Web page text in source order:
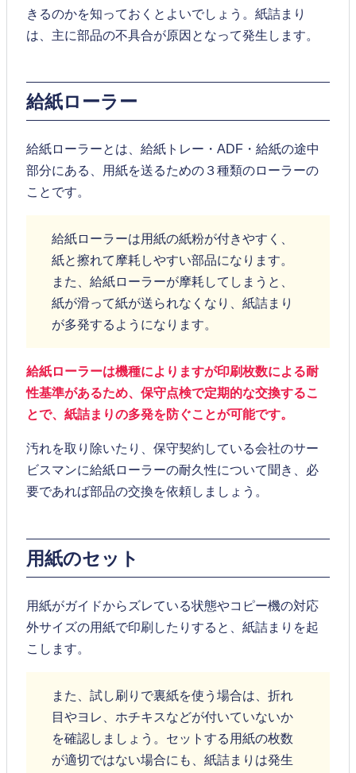
きるのかを知っておくとよいでしょう。紙詰まり
は、主に部品の不具合が原因となって発生します。
給紙ローラー
給紙ローラーとは、給紙トレー・ADF・給紙の途中
部分にある、用紙を送るための３種類のローラーの
ことです。
給紙ローラーは用紙の紙粉が付きやすく、
紙と擦れて摩耗しやすい部品になります。
また、給紙ローラーが摩耗してしまうと、
紙が滑って紙が送られなくなり、紙詰まり
が多発するようになります。
給紙ローラーは機種によりますが印刷枚数による耐
性基準があるため、保守点検で定期的な交換するこ
とで、紙詰まりの多発を防ぐことが可能です。
汚れを取り除いたり、保守契約している会社のサー
ビスマンに給紙ローラーの耐久性について聞き、必
要であれば部品の交換を依頼しましょう。
用紙のセット
用紙がガイドからズレている状態やコピー機の対応
外サイズの用紙で印刷したりすると、紙詰まりを起
こします。
また、試し刷りで裏紙を使う場合は、折れ
目やヨレ、ホチキスなどが付いていないか
を確認しましょう。セットする用紙の枚数
が適切ではない場合にも、紙詰まりは発生